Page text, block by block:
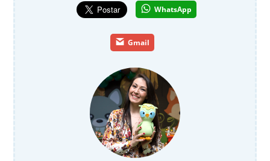
WhatsApp
Gmail